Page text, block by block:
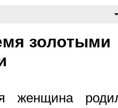
золотыми
женщина